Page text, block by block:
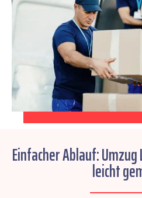
Einfacher Ablauf:
leicht